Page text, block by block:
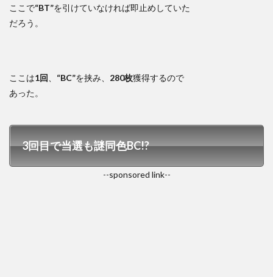
ここで“BT”を引けていなければ即止めしていた
だろう。
ここは1回 “BC”を挟み、 280枚獲得するので
あった。
3回目で当選も謎同色BC!?
--sponsored link--